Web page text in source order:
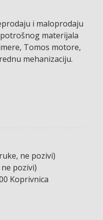
i maloprodaju
materijala
Tomos motore,
mehanizaciju.
ne pozivi)
pozivi)
Koprivnica